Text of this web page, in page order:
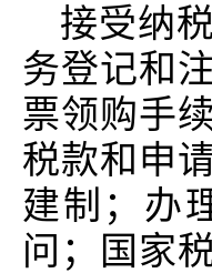
接受纳
务登记和
票领购手
税款和申
建制；办
问；国家